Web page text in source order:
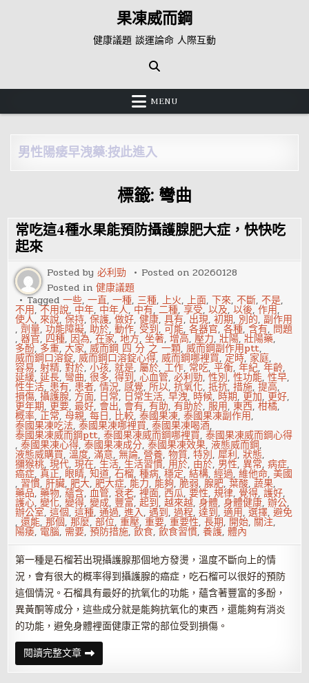
果凍威而鋼
健康議題 談運論命 人際互動
MENU
男性陽痿早洩藥:按此進入
標籤: 彎曲
常吃這4種水果能預防攝護腺肥大症，快快吃
起來
Posted by必利勁 Posted on20260128
Posted in健康議題
Tagged一些,一直,一種, 三種,上火,上面,下來,不斷,不是,
不用,不用說, 中年, 中年人, 中有,二種,享受,以及,以後,作用,
使人,來說,保持,保護,做好,健康,具有, 出現,初期, 別的,副作用
,劑量,功能障礙,助於,動作, 受到,可能,各器官,各種,含有, 問題
,器官, 四種, 因為,在家,地方,坐著,增高,壓力,壯陽,壯陽藥,
多酚, 多重,大家,威而鋼 四 分 之 一顆,威而鋼副作用ptt,
威而鋼口溶錠,威而鋼口溶錠心得,威而鋼哪裡買, 定時, 家庭,
容易,射精,對於,小孩,就是,屬於,工作, 常吃,平衡,年紀,年齡,
延緩,延長, 彎曲,很多,得到,心血管,必利勁,性別,性功能,性早,
性生活, 患有, 患者,情況,感覺,所以,抗氧化,抵抗,措施,提高,
損傷,攝護腺, 方面, 日常, 日常生活,早洩, 時候, 時期, 更加, 更好,
更年期, 更要,最好, 會出, 會有,有助,有助於,服用,東西,柑橘,
概率,正常,母親,每日, 比較,泰國果凍,泰國果凍副作用,
泰國果凍吃法,泰國果凍哪裡買,泰國果凍喝酒,
泰國果凍威而鋼ptt,泰國果凍威而鋼哪裡買,泰國果凍威而鋼心得
,泰國果凍心得,泰國果凍成分,泰國果凍效果,液態威而鋼,
液態威購買,溫度,滿意,無論,營養,物質,特別,犀利,狀態,
獼猴桃,現代,現在,生活,生活習慣, 用於, 由於, 男性,異常,病症,
癌症,真正, 眼睛,知道,石榴,種病,穩定,結構,經過,維他命,美國
, 習慣,肝臟,肥大,肥大症, 能力, 能夠,脆弱,腺肥,葉酸,蔬果,
藥品,藥物,蘊含,血管,衰老,裡面,西瓜,要性,規律, 覺得,護好,
護心,變化,變得,變成, 豐富,起到,越來越,身體,身體健康,辦公,
辦公室,這個,這種,通過,進入,遇到,過程,達到,適用,選擇,避免
,還能,那個,那麼,部位,重壓,重要,重要性,長期, 開始, 關注,
陽痿, 電腦, 需要,預防措施,飲食,飲食習慣,養護,體內
第一種是石榴若出現攝護腺那個地方發燙，溫度不斷向上的情
況，會有很大的概率得到攝護腺的癌症，吃石榴可以很好的預防
這個情況。石榴具有最好的抗氧化的功能，蘊含著豐富的多酚，
異黃酮等成分，這些成分就是能夠抗氧化的東西，還能夠有消炎
的功能，避免身體裡面健康正常的部位受到損傷。
閱讀完整文章常
吃
這